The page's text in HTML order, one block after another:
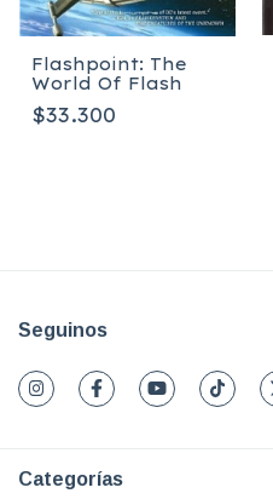
Flashpoint: The
World Of Flash
$33.300
Seguinos
Categorías